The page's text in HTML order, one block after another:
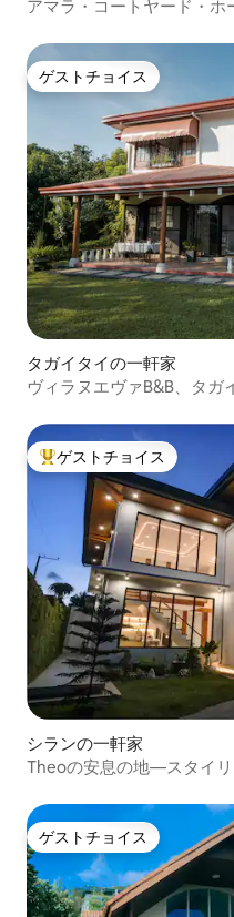
アマラ・コートヤード・
ゲストチョイス
ゲストチョイス
タガイタイの一軒家
ヴィラヌエヴァB&B、タガ
大好評のゲストチョイスで
ゲストチョイス
シランの一軒家
Theoの安息の地—スタイリ
ゲストチョイス
ゲストチョイス